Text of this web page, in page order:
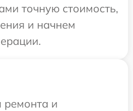
точную стоимость,
и начнем
ремонта и